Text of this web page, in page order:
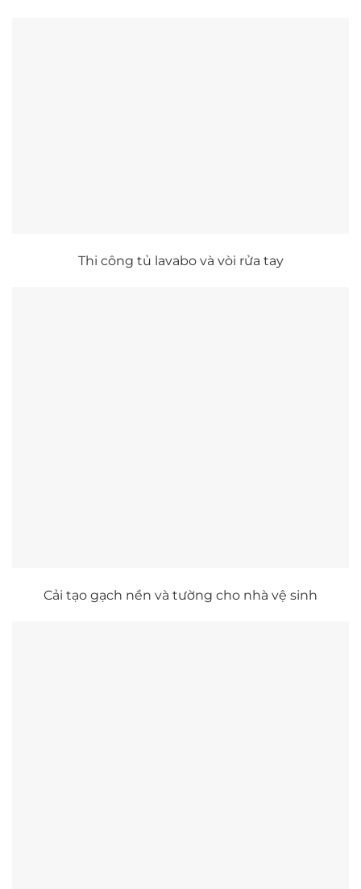
Thi công tủ lavabo và vòi rửa tay
Cải tạo gạch nền và tường cho nhà vệ sinh